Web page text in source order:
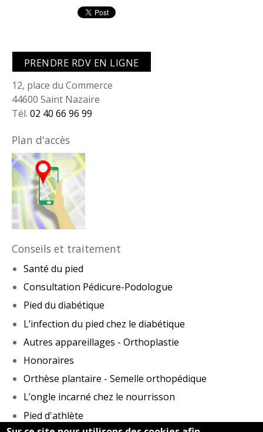
PRENDRE RDV EN LIGNE
12, place du Commerce
44600 Saint Nazaire
Tél. 02 40 66 96 99
Plan d'accès
Conseils et traitement
Santé du pied
Consultation Pédicure-Podologue
Pied du diabétique
L’infection du pied chez le diabétique
Autres appareillages - Orthoplastie
Honoraires
Orthèse plantaire - Semelle orthopédique
L’ongle incarné chez le nourrisson
Pied d'athlète